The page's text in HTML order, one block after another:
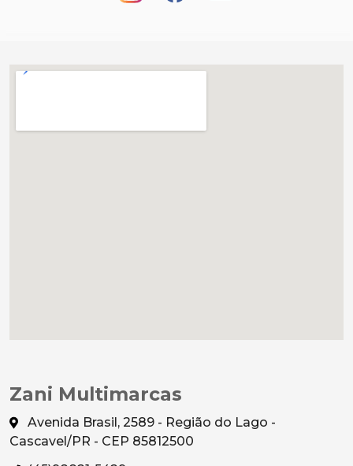
Zani Multimarcas
Avenida Brasil, 2589 - Região do Lago -
Cascavel/PR - CEP 85812500